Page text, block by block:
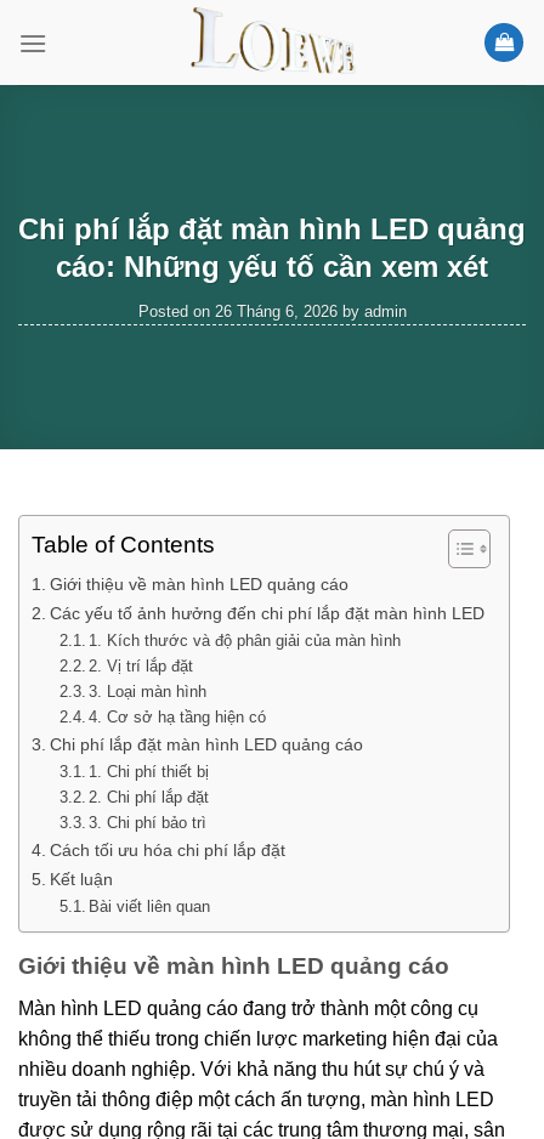
Chi phí lắp đặt màn hình LED quảng
cáo: Những yếu tố cần xem xét
Posted on 26 Tháng 6, 2026by admin
Table of Contents
Giới thiệu về màn hình LED quảng cáo
Các yếu tố ảnh hưởng đến chi phí lắp đặt màn hình LED
1. Kích thước và độ phân giải của màn hình
2. Vị trí lắp đặt
3. Loại màn hình
4. Cơ sở hạ tầng hiện có
Chi phí lắp đặt màn hình LED quảng cáo
1. Chi phí thiết bị
2. Chi phí lắp đặt
3. Chi phí bảo trì
Cách tối ưu hóa chi phí lắp đặt
Kết luận
Bài viết liên quan
Giới thiệu về màn hình LED quảng cáo
Màn hình LED quảng cáo đang trở thành một công cụ
không thể thiếu trong chiến lược marketing hiện đại của
nhiều doanh nghiệp. Với khả năng thu hút sự chú ý và
truyền tải thông điệp một cách ấn tượng, màn hình LED
được sử dụng rộng rãi tại các trung tâm thương mại, sân